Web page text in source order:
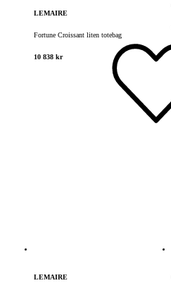
LEMAIRE
Fortune Croissant liten totebag
10 838 kr
LEMAIRE